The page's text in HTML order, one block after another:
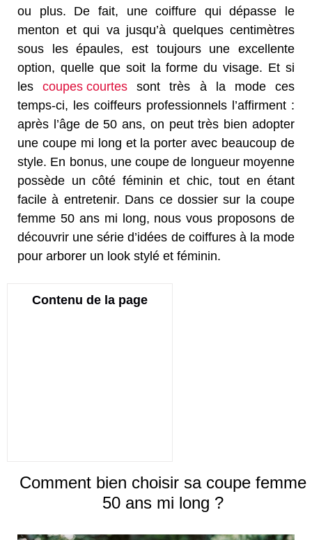
ou plus. De fait, une coiffure qui dépasse le
menton et qui va jusqu’à quelques centimètres
sous les épaules, est toujours une excellente
option, quelle que soit la forme du visage. Et si
lescoupes courtes sont très à la mode ces
temps-ci, les coiffeurs professionnels l’affirment :
après l’âge de 50 ans, on peut très bien adopter
une coupe mi long et la porter avec beaucoup de
style. En bonus, une coupe de longueur moyenne
possède un côté féminin et chic, tout en étant
facile à entretenir. Dans ce dossier sur la coupe
femme 50 ans mi long, nous vous proposons de
découvrir une série d’idées de coiffures à la mode
pour arborer un look stylé et féminin.
Contenu de la page
Comment bien choisir sa coupe femme
50 ans mi long ?